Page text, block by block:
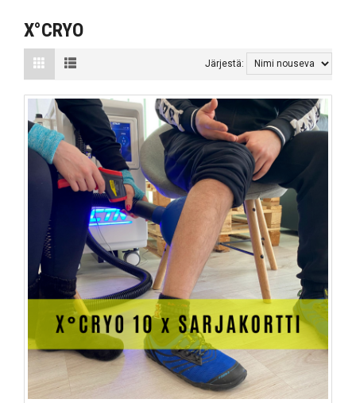
X°CRYO
Järjestä: